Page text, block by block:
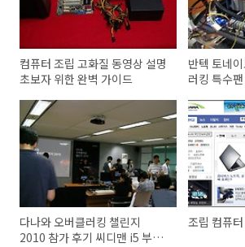
컴퓨터 조립 고화질 동영상 설명
초보자 위한 완벽 가이드
반텍 토네
러킹 특수
5700RPM
다나와 오버클러킹 챌린지
2010 참가 후기 씨디맨 i5 부문
조립 컴퓨